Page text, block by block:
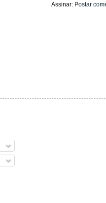
Assinar: Postar